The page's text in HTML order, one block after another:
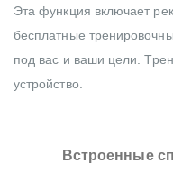
Эта функция включает
бесплатные
под вас и ваши цели.
устройство.
Встроенные